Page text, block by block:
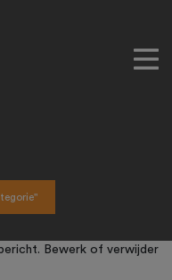
Bewerk of verwijder